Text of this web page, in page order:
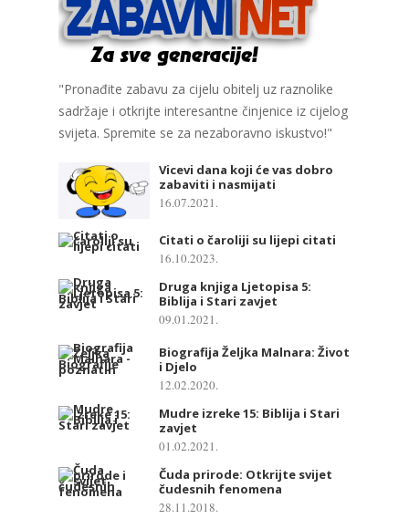
"Pronađite zabavu za cijelu obitelj uz raznolike
sadržaje i otkrijte interesantne činjenice iz cijelog
svijeta. Spremite se za nezaboravno iskustvo!"
Vicevi dana koji će vas dobro
zabaviti i nasmijati
16.07.2021.
Citati o čaroliji su lijepi citati
16.10.2023.
Druga knjiga Ljetopisa 5:
Biblija i Stari zavjet
09.01.2021.
Biografija Željka Malnara: Život
i Djelo
12.02.2020.
Mudre izreke 15: Biblija i Stari
zavjet
01.02.2021.
Čuda prirode: Otkrijte svijet
čudesnih fenomena
28.11.2018.